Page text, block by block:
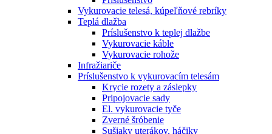
Vykurovacie telesá, kúpeľňové rebríky
Teplá dlažba
Príslušenstvo k teplej dlažbe
Vykurovacie káble
Vykurovacie rohože
Infražiariče
Príslušenstvo k vykurovacím telesám
Krycie rozety a záslepky
Pripojovacie sady
El. vykurovacie tyče
Zverné šróbenie
Sušiaky uterákov, háčiky